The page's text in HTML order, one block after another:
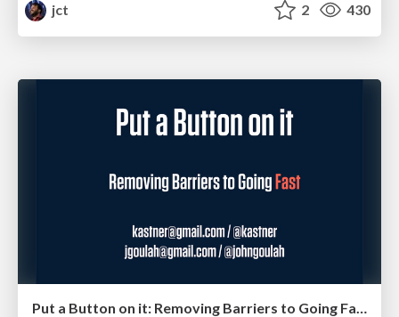
jct
2 430
Put a Button on it: Removing Barriers to Going Fast.